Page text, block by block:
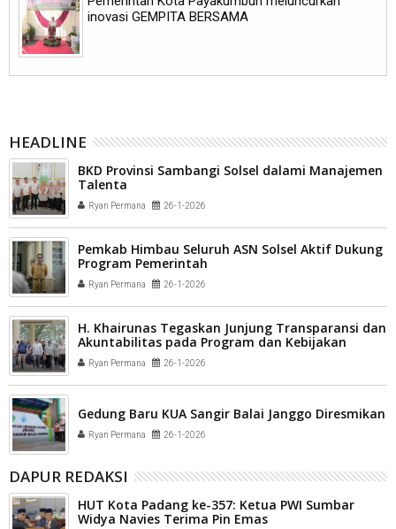
inovasi GEMPITA BERSAMA
HEADLINE
BKD Provinsi Sambangi Solsel dalami Manajemen
Talenta
Ryan Permana 26-1-2026
Pemkab Himbau Seluruh ASN Solsel Aktif Dukung
Program Pemerintah
Ryan Permana 26-1-2026
H. Khairunas Tegaskan Junjung Transparansi dan
Akuntabilitas pada Program dan Kebijakan
Pemerintah
Ryan Permana 26-1-2026
Gedung Baru KUA Sangir Balai Janggo Diresmikan
Ryan Permana 26-1-2026
DAPUR REDAKSI
HUT Kota Padang ke-357: Ketua PWI Sumbar
Widya Navies Terima Pin Emas